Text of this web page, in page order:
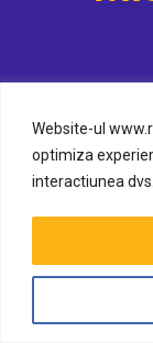
Website-ul
optimiza
interactiunea